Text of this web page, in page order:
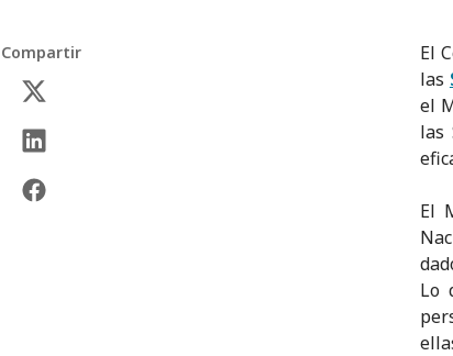
Compartir
El
las
el
las
El
Lo